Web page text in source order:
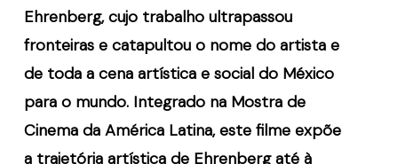
Ehrenberg, cujo trabalho ultrapassou
fronteiras e catapultou o nome do artista e
de toda a cena artística e social do México
para o mundo. Integrado na Mostra de
Cinema da América Latina, este filme expõe
a trajetória artística de Ehrenberg até à